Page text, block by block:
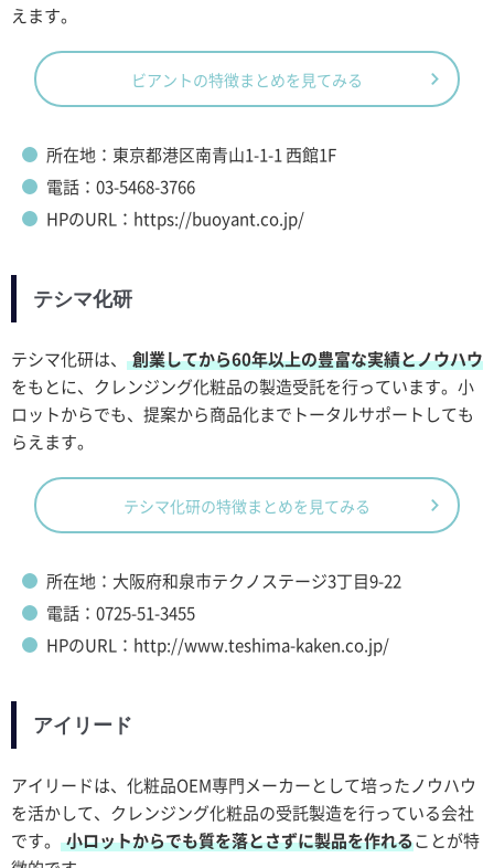
えます。
ビアントの特徴まとめを見てみる
所在地：東京都港区南青山1-1-1 西館1F
電話：03-5468-3766
HPのURL：https://buoyant.co.jp/
テシマ化研
テシマ化研は、
創業してから60年以上の豊富な実績とノウハウ
をもとに、クレンジング化粧品の製造受託を行っています。小
ロットからでも、提案から商品化までトータルサポートしても
らえます。
テシマ化研の特徴まとめを見てみる
所在地：大阪府和泉市テクノステージ3丁目9-22
電話：0725-51-3455
HPのURL：http://www.teshima-kaken.co.jp/
アイリード
アイリードは、化粧品OEM専門メーカーとして培ったノウハウ
を活かして、クレンジング化粧品の受託製造を行っている会社
です。
小ロットからでも質を落とさずに製品を作れることが特